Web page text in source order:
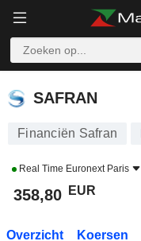
SAFRAN
SAFRAN
Financiën Safran
Real Time Euronext Paris
358,80 EUR
Overzicht Koersen